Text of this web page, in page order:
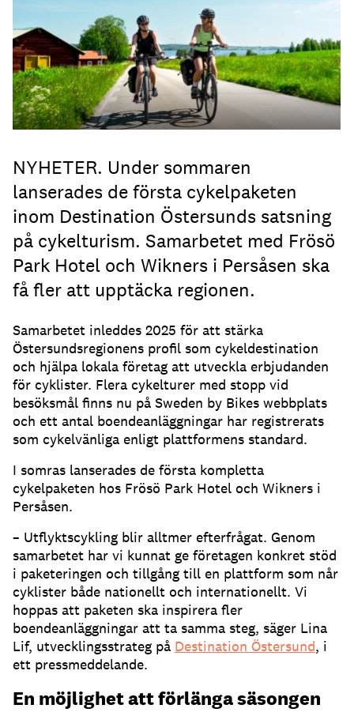
NYHETER. Under sommaren
lanserades de första cykelpaketen
inom Destination Östersunds satsning
på cykelturism. Samarbetet med Frösö
Park Hotel och Wikners i Persåsen ska
få fler att upptäcka regionen.
Samarbetet inleddes 2025 för att stärka
Östersundsregionens profil som cykeldestination
och hjälpa lokala företag att utveckla erbjudanden
för cyklister. Flera cykelturer med stopp vid
besöksmål finns nu på Sweden by Bikes webbplats
och ett antal boendeanläggningar har registrerats
som cykelvänliga enligt plattformens standard.
I somras lanserades de första kompletta
cykelpaketen hos Frösö Park Hotel och Wikners i
Persåsen.
– Utflyktscykling blir alltmer efterfrågat. Genom
samarbetet har vi kunnat ge företagen konkret stöd
i paketeringen och tillgång till en plattform som når
cyklister både nationellt och internationellt. Vi
hoppas att paketen ska inspirera fler
boendeanläggningar att ta samma steg, säger Lina
Lif, utvecklingsstrateg på Destination Östersund, i
ett pressmeddelande.
En möjlighet att förlänga säsongen